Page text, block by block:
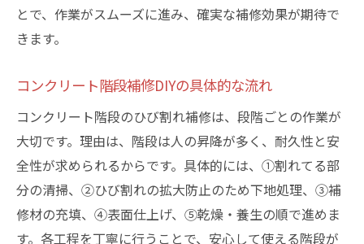
とで、作業がスムーズに進み、確実な補修効果が期待で
きます。
コンクリート階段補修DIYの具体的な流れ
コンクリート階段のひび割れ補修は、段階ごとの作業が
大切です。理由は、階段は人の昇降が多く、耐久性と安
全性が求められるからです。具体的には、①割れてる部
分の清掃、②ひび割れの拡大防止のため下地処理、③補
修材の充填、④表面仕上げ、⑤乾燥・養生の順で進めま
す。各工程を丁寧に行うことで、安心して使える階段が